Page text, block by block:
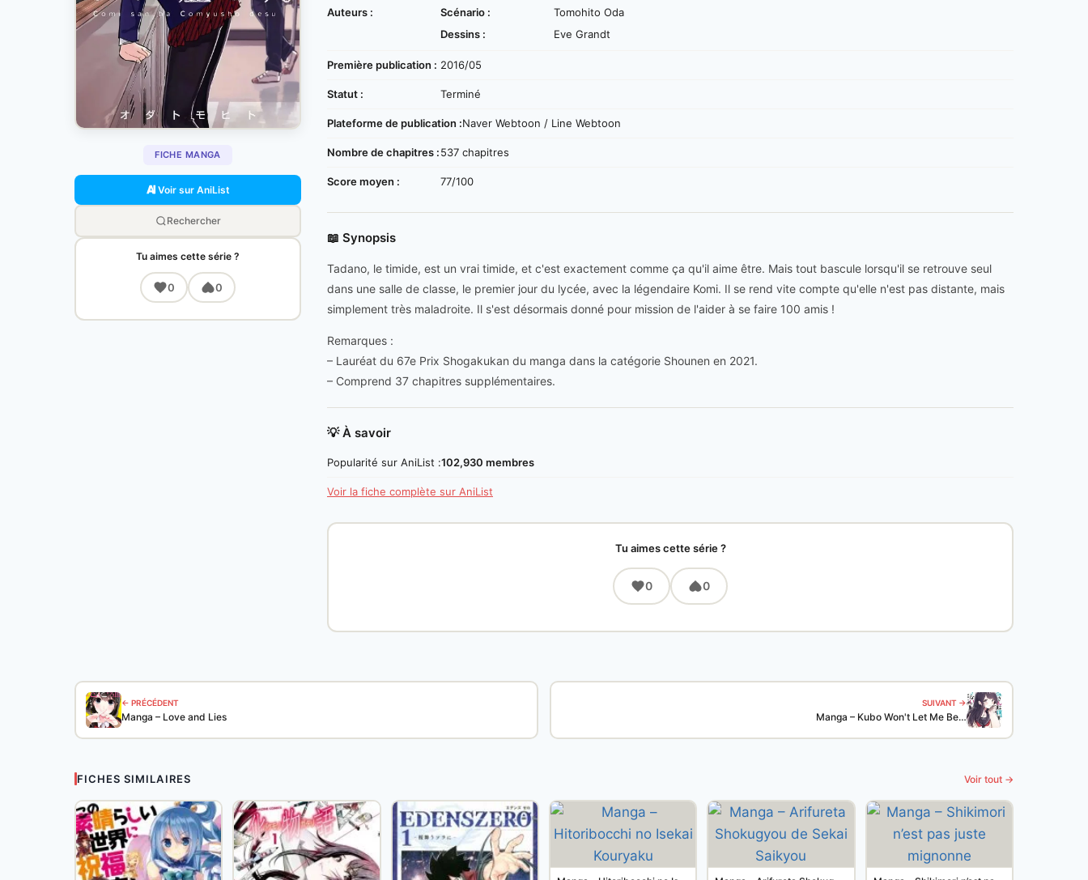
FICHE MANGA
Voir sur AniList
Rechercher
Tu aimes cette série ?
0 0
Auteurs : Scénario :
Tomohito Oda
Dessins :
Eve Grandt
Première publication : 2016/05
Statut : Terminé
Plateforme de publication :Naver Webtoon / Line Webtoon
Nombre de chapitres :537 chapitres
Score moyen : 77/100
📖 Synopsis
Tadano, le timide, est un vrai timide, et c'est exactement comme ça qu'il aime être. Mais tout bascule lorsqu'il se retrouve seul
dans une salle de classe, le premier jour du lycée, avec la légendaire Komi. Il se rend vite compte qu'elle n'est pas distante, mais
simplement très maladroite. Il s'est désormais donné pour mission de l'aider à se faire 100 amis !
Remarques :
– Lauréat du 67e Prix Shogakukan du manga dans la catégorie Shounen en 2021.
– Comprend 37 chapitres supplémentaires.
💡 À savoir
Popularité sur AniList :102,930 membres
Voir la fiche complète sur AniList
Tu aimes cette série ?
0 0
← PRÉCÉDENT
Manga – Love and Lies
SUIVANT →
Manga – Kubo Won't Let Me Be…
FICHES SIMILAIRES Voir tout →